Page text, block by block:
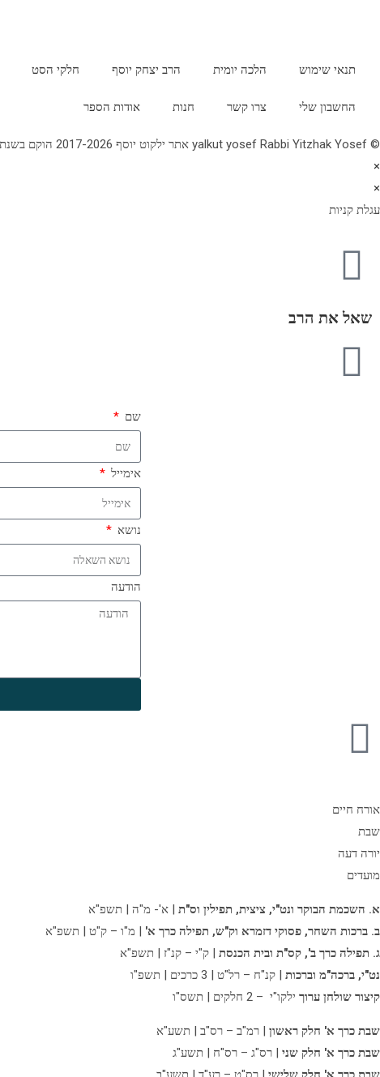
תנאי שימוש הלכה יומית הרב יצחק יוסף חלקי הסט
החשבון שלי צרו קשר חנות אודות הספר
© yalkut yosef Rabbi Yitzhak Yosef אתר ילקוט יוסף 2017-2026 הוקם בשנת תשע"ז - באתר הלכה יומית • עלון עין יצחק • גלריה • ספרי מרן הראש"ל • השיעור השבועי 077-2249906
×
×
עגלת קניות
שאל את הרב
שם
אימייל
נושא
הודעה
אורח חיים
שבת
יורה דעה
מועדים
א. השכמת הבוקר ונט"י, ציצית, תפילין וס"ת | א'- מ"ה | תשפ"א
ב. ברכות השחר, פסוקי דזמרא וק"ש, תפילה כרך א' | מ"ו – ק"ט | תשפ"א
ג. תפילה כרך ב', קס"ת ובית הכנסת | ק"י – קנ"ז | תשפ"א
נט"י, ברכה"מ וברכות | קנ"ח – רל"ט | 3 כרכים | תשפ"ו
קיצור שולחן ערוך ילקו"י – 2 חלקים | תשס"ו
שבת כרך א' חלק ראשון | רמ"ב – רס"ב | תשע"א
שבת כרך א' חלק שני | רס"ג – רס"ח | תשע"ג